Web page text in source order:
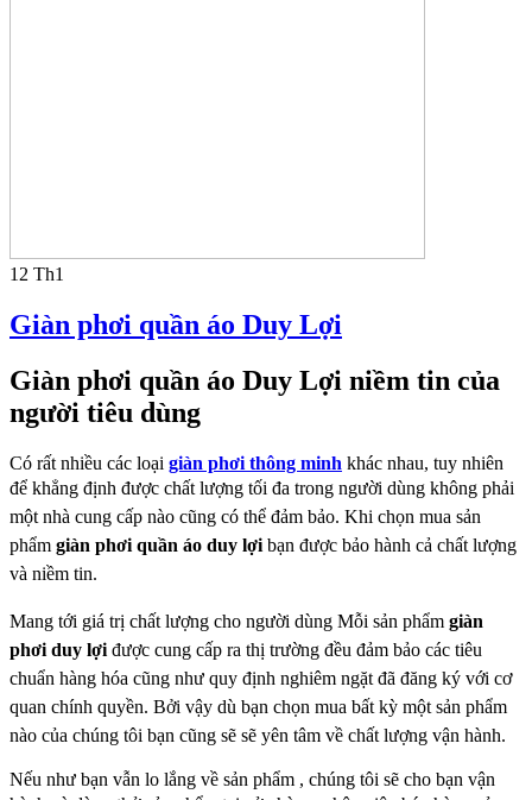
12 Th1
Giàn phơi quần áo Duy Lợi
Giàn phơi quần áo Duy Lợi niềm tin của
người tiêu dùng
Có rất nhiều các loại giàn phơi thông minh khác nhau, tuy nhiên
để khẳng định được chất lượng tối đa trong người dùng không phải
một nhà cung cấp nào cũng có thể đảm bảo. Khi chọn mua sản
phẩm giàn phơi quần áo duy lợi bạn được bảo hành cả chất lượng
và niềm tin.
Mang tới giá trị chất lượng cho người dùng Mỗi sản phẩm giàn
phơi duy lợi được cung cấp ra thị trường đều đảm bảo các tiêu
chuẩn hàng hóa cũng như quy định nghiêm ngặt đã đăng ký với cơ
quan chính quyền. Bởi vậy dù bạn chọn mua bất kỳ một sản phẩm
nào của chúng tôi bạn cũng sẽ sẽ yên tâm về chất lượng vận hành.
Nếu như bạn vẫn lo lắng về sản phẩm , chúng tôi sẽ cho bạn vận